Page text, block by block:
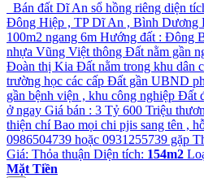
Bán đất Dĩ An sổ hồng riêng diện
Đông Hiệp , TP Dĩ An , Bình Dương
100m2 ngang 6m Hướng đất : Đông
nhựa Vũng Việt thông Đất nằm gần
Đoàn thị Kia Đất nằm trong khu dân
trường học các cấp Đất gần UBND
gần bệnh viện , khu công nghiệp Đất
ở ngay Giá bán : 3 Tỷ 600 Triệu
thiện chí Bao mọi chi pjis sang tên ,
0986504739 hoặc 0931255739 gặp
Giá: Thỏa thuận Diện tích: 154m2
Mặt Tiền